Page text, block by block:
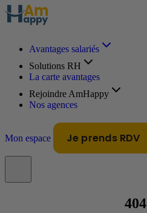
Avantages salariés
Solutions RH
La carte avantages
Rejoindre AmHappy
Nos agences
Mon espace Je prends RDV
404